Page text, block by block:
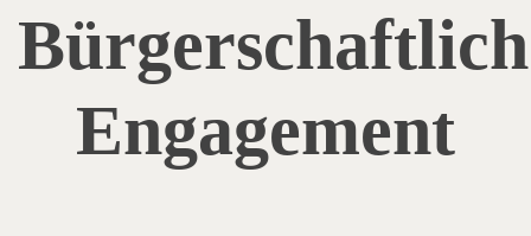
Engagement